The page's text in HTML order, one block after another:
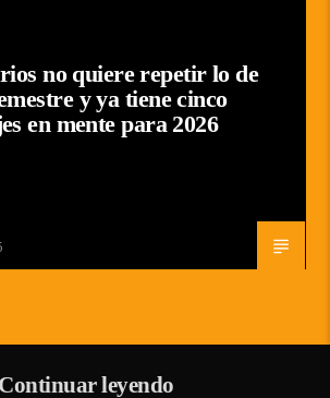
no quiere repetir lo de
y ya tiene cinco
en mente para 2026
Continuar leyendo